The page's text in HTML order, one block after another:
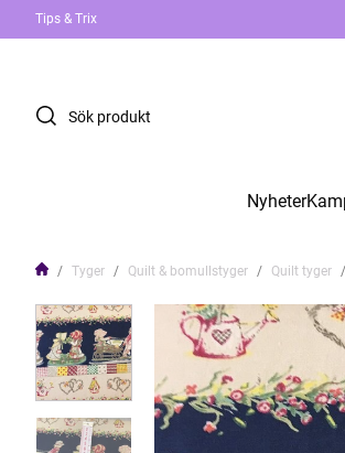
Tips & Trix
Nyheter
Tyger Quilt & bomullstyger Quilt tyger